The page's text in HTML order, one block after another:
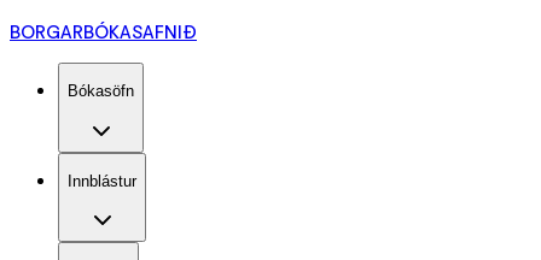
BORGARBÓKASAFNIÐ
Bókasöfn
Innblástur